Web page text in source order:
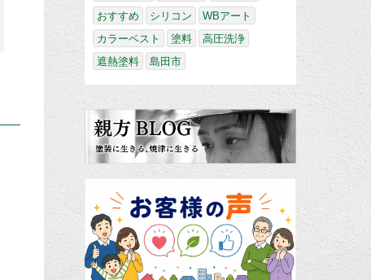
おすすめ
シリコン
WBアート
カラーベスト
塗料
高圧洗浄
遮熱塗料
島田市